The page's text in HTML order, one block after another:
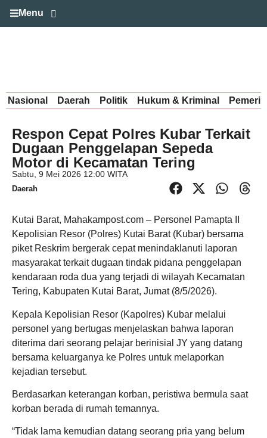
Menu
Nasional Daerah Politik Hukum & Kriminal
Respon Cepat Polres Kubar Terkait
Dugaan Penggelapan Sepeda
Motor di Kecamatan Tering
Sabtu, 9 Mei 2026 12:00 WITA
Daerah
Kutai Barat, Mahakampost.com – Personel Pamapta II
Kepolisian Resor (Polres) Kutai Barat (Kubar) bersama
piket Reskrim bergerak cepat menindaklanuti laporan
masyarakat terkait dugaan tindak pidana penggelapan
kendaraan roda dua yang terjadi di wilayah Kecamatan
Tering, Kabupaten Kutai Barat, Jumat (8/5/2026).
Kepala Kepolisian Resor (Kapolres) Kubar melalui
personel yang bertugas menjelaskan bahwa laporan
diterima dari seorang pelajar berinisial JY yang datang
bersama keluarganya ke Polres untuk melaporkan
kejadian tersebut.
Berdasarkan keterangan korban, peristiwa bermula saat
korban berada di rumah temannya.
“Tidak lama kemudian datang seorang pria yang belum